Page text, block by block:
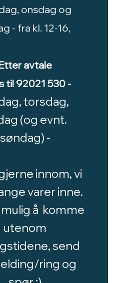
onsdag og
- fra kl. 12-16,
avtale
til 92021 530 -
torsdag,
(og evnt.
søndag) -
innom, vi
varer inne.
å komme
utenom
send
ring og